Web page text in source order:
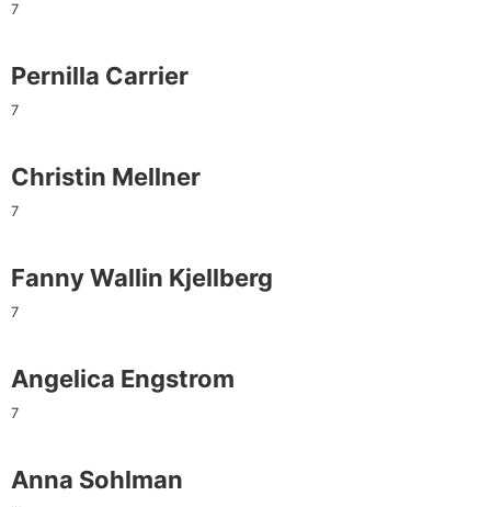
7
Pernilla Carrier
7
Christin Mellner
7
Fanny Wallin Kjellberg
7
Angelica Engstrom
7
Anna Sohlman